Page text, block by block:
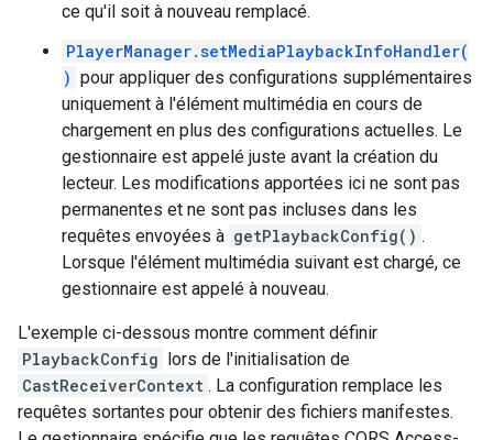
ce qu'il soit à nouveau remplacé.
PlayerManager.setMediaPlaybackInfoHandler(
) pour appliquer des configurations supplémentaires
uniquement à l'élément multimédia en cours de
chargement en plus des configurations actuelles. Le
gestionnaire est appelé juste avant la création du
lecteur. Les modifications apportées ici ne sont pas
permanentes et ne sont pas incluses dans les
requêtes envoyées à getPlaybackConfig() .
Lorsque l'élément multimédia suivant est chargé, ce
gestionnaire est appelé à nouveau.
L'exemple ci-dessous montre comment définir
PlaybackConfig lors de l'initialisation de
CastReceiverContext . La configuration remplace les
requêtes sortantes pour obtenir des fichiers manifestes.